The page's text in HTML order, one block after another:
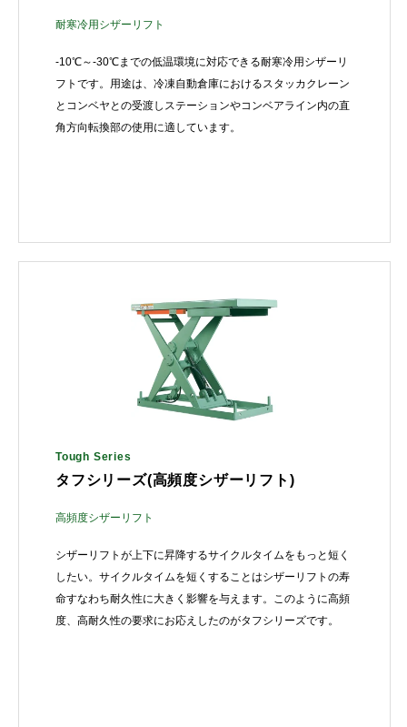
耐寒冷用シザーリフト
-10℃～-30℃までの低温環境に対応できる耐寒冷用シザーリ
フトです。用途は、冷凍自動倉庫におけるスタッカクレーン
とコンベヤとの受渡しステーションやコンベアライン内の直
角方向転換部の使用に適しています。
Tough Series
タフシリーズ(高頻度シザーリフト)
高頻度シザーリフト
シザーリフトが上下に昇降するサイクルタイムをもっと短く
したい。サイクルタイムを短くすることはシザーリフトの寿
命すなわち耐久性に大きく影響を与えます。このように高頻
度、高耐久性の要求にお応えしたのがタフシリーズです。